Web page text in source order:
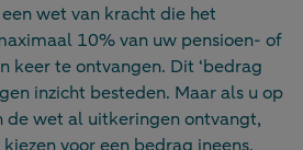
wet van kracht die het
10% van uw pensioen- of
keer te ontvangen. Dit ‘bedrag
inzicht besteden. Maar als u op
de wet al uitkeringen ontvangt,